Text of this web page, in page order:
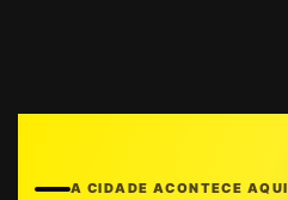
A CIDADE ACONTECE AQUI